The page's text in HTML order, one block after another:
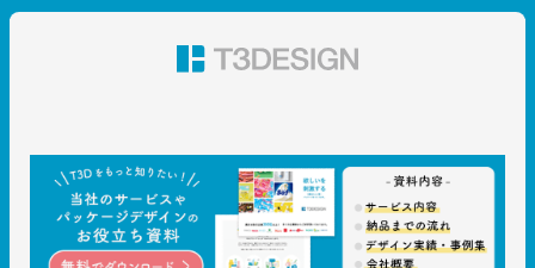
ン 株式会社T3デザイン